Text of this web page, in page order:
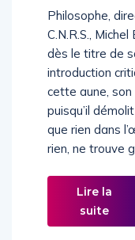
Philosophe,
C.N.R.S.,
dès le titre de
introduction
cette aune,
puisqu’il
que rien dans
rien, ne trouve
Lire la
suite